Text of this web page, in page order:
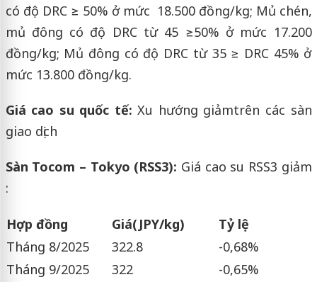
có độ DRC ≥ 50% ở mức 18.500 đồng/kg; Mủ chén,
mủ đông có độ DRC từ 45 ≥50% ở mức 17.200
đồng/kg; Mủ đông có độ DRC từ 35 ≥ DRC 45% ở
mức 13.800 đồng/kg.
Giá cao su quốc tế:Xu hướng giảmtrên các sàn
giao dịch
Sàn Tocom – Tokyo (RSS3): Giá cao su RSS3 giảm
:
Hợp đồng Giá(JPY/kg)
Tỷ lệ
Tháng 8/2025
322.8
-0,68%
Tháng 9/2025
322
-0,65%